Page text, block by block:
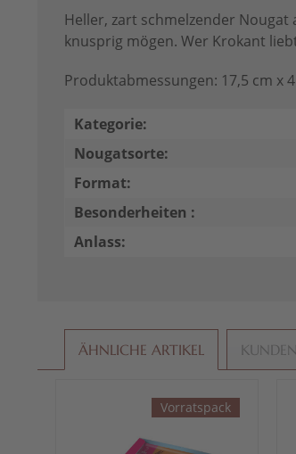
Heller, zart schmelzender
knusprig mögen. Wer Krokant
Produktabmessungen: 17,5 cm x
Kategorie:
Nougatsorte:
Format:
Besonderheiten :
Anlass:
ÄHNLICHE ARTIKEL
Vorratspack